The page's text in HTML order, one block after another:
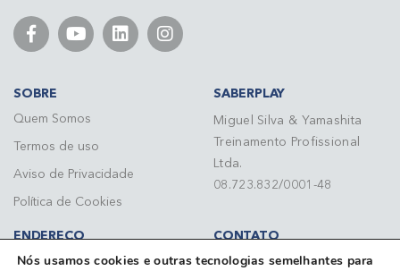
SOBRE
Quem Somos
Termos de uso
Aviso de Privacidade
Política de Cookies
SABERPLAY
Miguel Silva & Yamashita
Treinamento Profissional
Ltda.
08.723.832/0001-48
ENDEREÇO
Rua do Paraíso, 148 - 7º
CONTATO
Telefone: (11) 3284 3092
Nós usamos cookies e outras tecnologias semelhantes para